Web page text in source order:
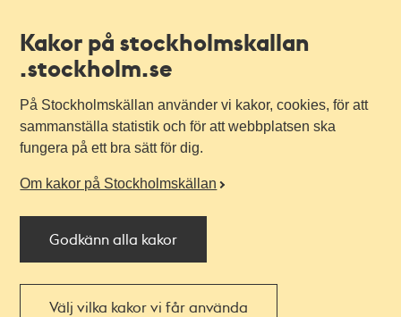
Kakor på stockholmskallan
.stockholm.se
På Stockholmskällan använder vi kakor, cookies, för att
sammanställa statistik och för att webbplatsen ska
fungera på ett bra sätt för dig.
Om kakor på Stockholmskällan
Godkänn alla kakor
Välj vilka kakor vi får använda